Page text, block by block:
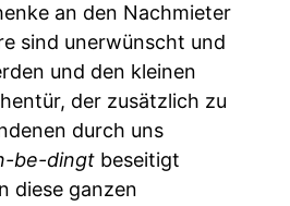
an den Nachmieter
sind unerwünscht und
und den kleinen
der zusätzlich zu
durch uns
be-dingt beseitigt
diese ganzen